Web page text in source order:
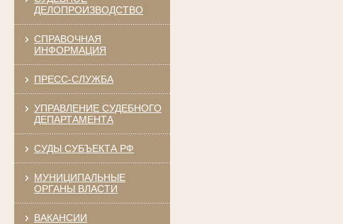
ДЕЛОПРОИЗВОДСТВО
СПРАВОЧНАЯ
ИНФОРМАЦИЯ
ПРЕСС-СЛУЖБА
УПРАВЛЕНИЕ СУДЕБНОГО
ДЕПАРТАМЕНТА
СУДЫ СУБЪЕКТА РФ
МУНИЦИПАЛЬНЫЕ
ОРГАНЫ ВЛАСТИ
ВАКАНСИИ